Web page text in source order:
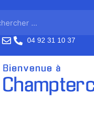
04 92 31 10 37